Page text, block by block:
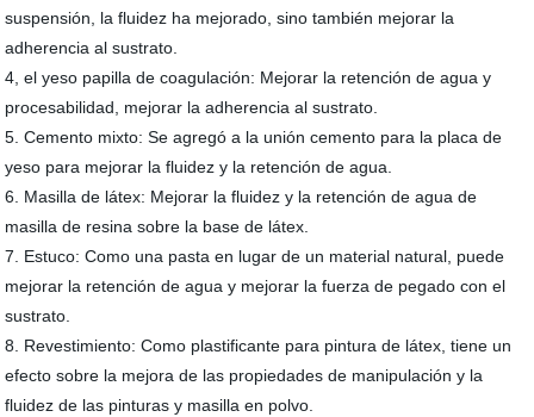
suspensión, la fluidez ha mejorado, sino también mejorar la
adherencia al sustrato.
4, el yeso papilla de coagulación: Mejorar la retención de agua y
procesabilidad, mejorar la adherencia al sustrato.
5. Cemento mixto: Se agregó a la unión cemento para la placa de
yeso para mejorar la fluidez y la retención de agua.
6. Masilla de látex: Mejorar la fluidez y la retención de agua de
masilla de resina sobre la base de látex.
7. Estuco: Como una pasta en lugar de un material natural, puede
mejorar la retención de agua y mejorar la fuerza de pegado con el
sustrato.
8. Revestimiento: Como plastificante para pintura de látex, tiene un
efecto sobre la mejora de las propiedades de manipulación y la
fluidez de las pinturas y masilla en polvo.